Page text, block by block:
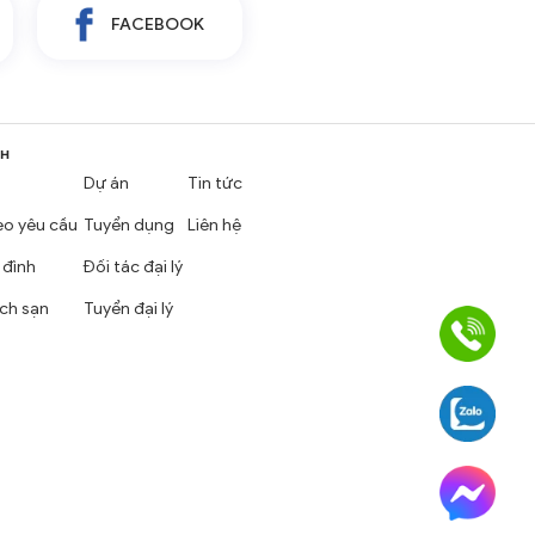
FACEBOOK
yêu cầu
sạn
Dự án
Tuyển dụng
Đối tác đại lý
Tuyển đại lý
Tin tức
Liên hệ